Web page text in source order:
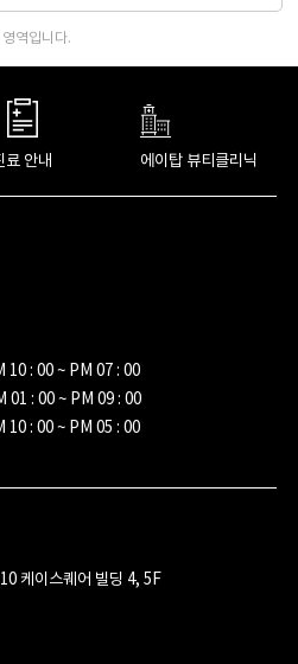
역입니다.
료 안내 에이탑 뷰티클리닉
10 : 00 ~ PM 07 : 00
01 : 00 ~ PM 09 : 00
10 : 00 ~ PM 05 : 00
케이스퀘어 빌딩 4, 5F